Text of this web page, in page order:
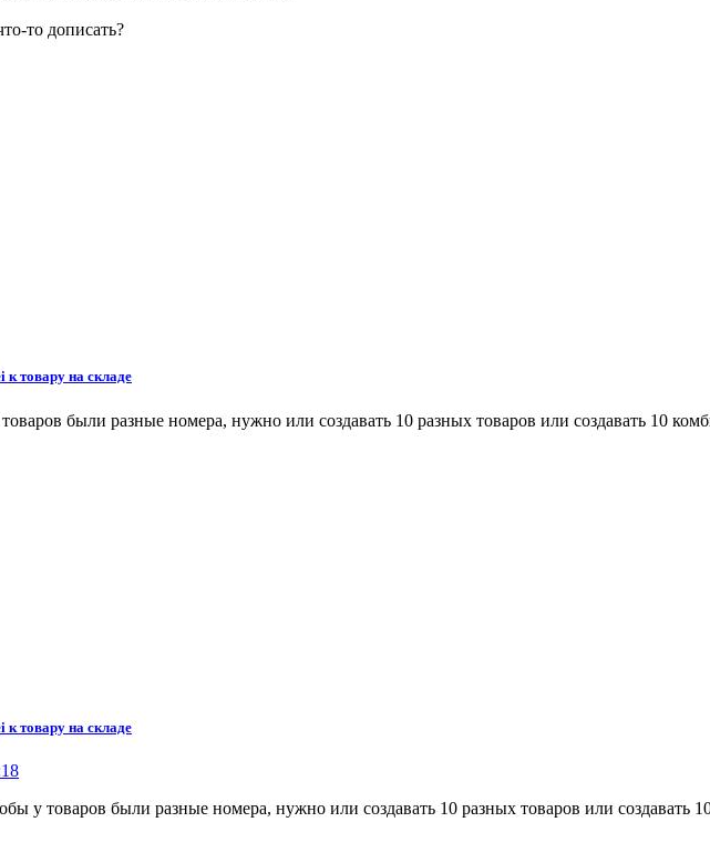
то дописать?
товару на складе
были разные номера, нужно или создавать 10 разных товаров или создавать 10
товару на складе
у товаров были разные номера, нужно или создавать 10 разных товаров или создавать